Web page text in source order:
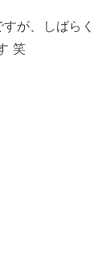
が、しばらく
笑